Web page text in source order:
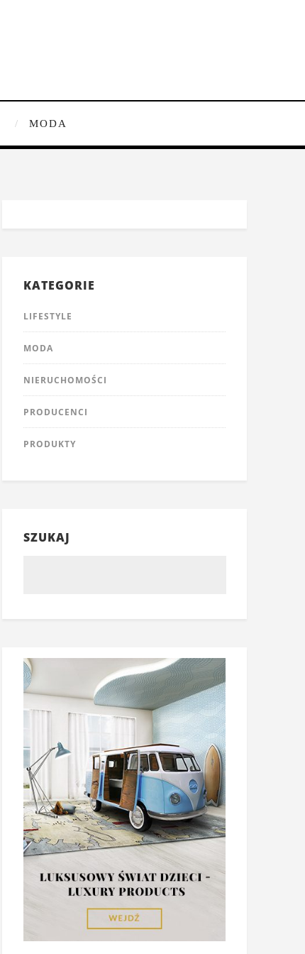
MODA
KATEGORIE
LIFESTYLE
MODA
NIERUCHOMOŚCI
PRODUCENCI
PRODUKTY
SZUKAJ